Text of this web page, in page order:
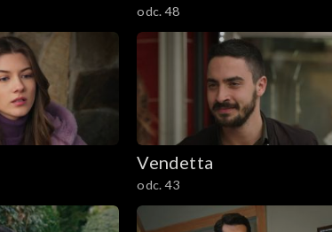
odc. 48
Vendetta
odc. 43